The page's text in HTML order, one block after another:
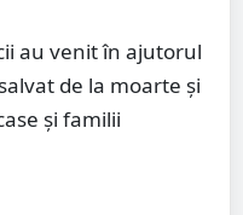
au venit în ajutorul
de la moarte și
și familii